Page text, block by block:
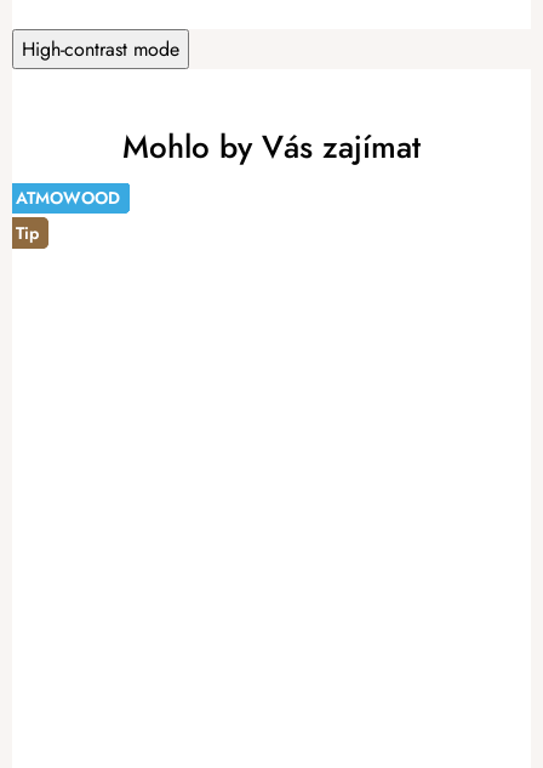
High-contrast mode
Mohlo by Vás zajímat
ATMOWOOD
-14%
ATMOWOOD
Tip
ATMOWOOD
ATMOWOOD
ATMOWOOD
ATMOWOOD
Tip
ATMOWOOD
Tip
ATMOWOOD
ATMOWOOD